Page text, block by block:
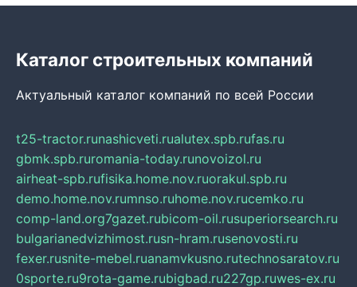
Каталог строительных компаний
Актуальный каталог компаний по всей России
t25-tractor.runashicveti.rualutex.spb.rufas.ru
gbmk.spb.ruromania-today.runovoizol.ru
airheat-spb.rufisika.home.nov.ruorakul.spb.ru
demo.home.nov.rumnso.ruhome.nov.rucemko.ru
comp-land.org7gazet.rubicom-oil.rusuperiorsearch.ru
bulgarianedvizhimost.rusn-hram.rusenovosti.ru
fexer.rusnite-mebel.ruanamvkusno.rutechnosaratov.ru
0sporte.ru9rota-game.rubigbad.ru227gp.ruwes-ex.ru